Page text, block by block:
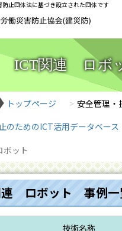
止団体法に基づき設立された団体です
ICT関連 ロボ
トップページ
安全管理・
のためのICT活用データベース
ット
連 ロボット 事例一